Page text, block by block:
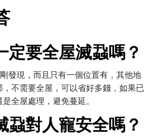
定要全屋滅蝨嗎？
發現，而且只有一個位置有，其他地
不需要全屋，可以省好多錢，如果已
全屋處理，避免蔓延。
蝨對人寵安全嗎？